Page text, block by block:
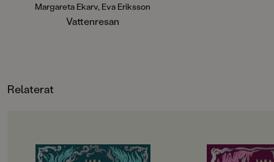
ANTAL SIDOR
FORMAT
Margareta Ekarv, Eva Eriksson
Vattenresan
Relaterat
OM BOKEN OM BOKEN